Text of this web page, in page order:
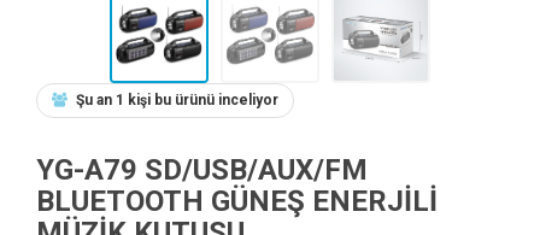
Şu an 1 kişi bu ürünü inceliyor
YG-A79 SD/USB/AUX/FM
BLUETOOTH GÜNEŞ ENERJİLİ